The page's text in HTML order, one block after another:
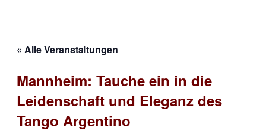
« Alle Veranstaltungen
Mannheim: Tauche ein in die
Leidenschaft und Eleganz des
Tango Argentino